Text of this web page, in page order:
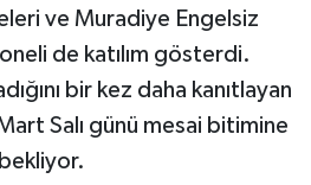
ve Muradiye Engelsiz
de katılım gösterdi.
bir kez daha kanıtlayan
Salı günü mesai bitimine